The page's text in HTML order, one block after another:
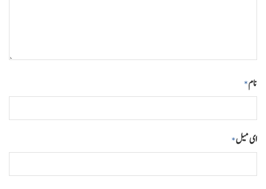
نام*
ای میل*